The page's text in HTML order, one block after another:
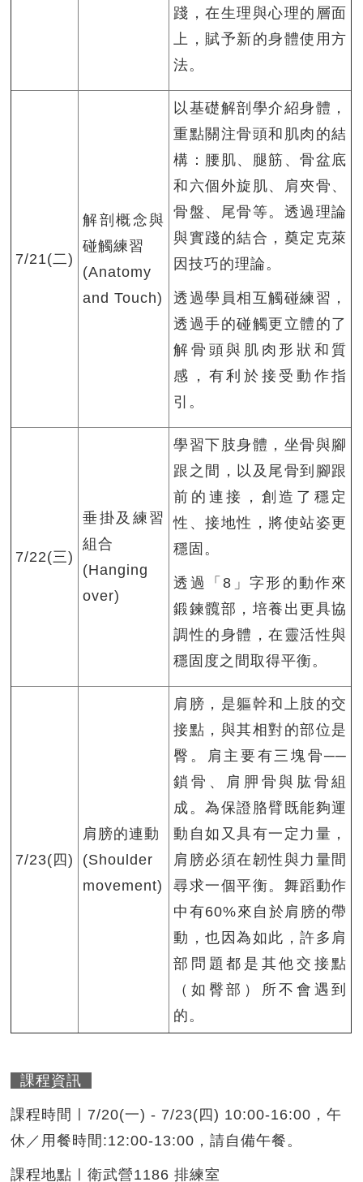
踐，在生理與心理的層面
上，賦予新的身體使用方
法。
7/21(二)
解剖概念與
碰觸練習
(Anatomy
and Touch)
以基礎解剖學介紹身體，
重點關注骨頭和肌肉的結
構：腰肌、腿筋、骨盆底
和六個外旋肌、肩夾骨、
骨盤、尾骨等。透過理論
與實踐的結合，奠定克萊
因技巧的理論。
透過學員相互觸碰練習，
透過手的碰觸更立體的了
解骨頭與肌肉形狀和質
感，有利於接受動作指
引。
7/22(三)
垂掛及練習
組合
(Hanging
over)
學習下肢身體，坐骨與腳
跟之間，以及尾骨到腳跟
前的連接，創造了穩定
性、接地性，將使站姿更
穩固。
透過「8」字形的動作來
鍛鍊髖部，培養出更具協
調性的身體，在靈活性與
穩固度之間取得平衡。
7/23(四)
肩膀的連動
(Shoulder
movement)
肩膀，是軀幹和上肢的交
接點，與其相對的部位是
臀。肩主要有三塊骨──
鎖骨、肩胛骨與肱骨組
成。為保證胳臂既能夠運
動自如又具有一定力量，
肩膀必須在韌性與力量間
尋求一個平衡。舞蹈動作
中有60%來自於肩膀的帶
動，也因為如此，許多肩
部問題都是其他交接點
（如臀部）所不會遇到
的。
課程資訊
課程時間ㅣ7/20(一) - 7/23(四) 10:00-16:00，午
休／用餐時間:12:00-13:00，請自備午餐。
課程地點ㅣ衛武營1186 排練室